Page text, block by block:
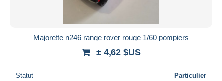
Majorette n246 range rover rouge 1/60 pompiers
± 4,62 $US
Statut Particulier